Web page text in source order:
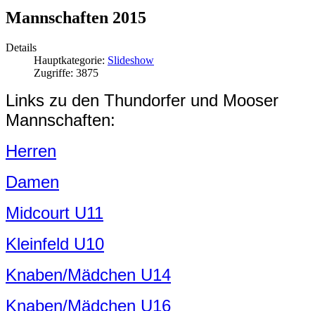
Mannschaften 2015
Details
Hauptkategorie: Slideshow
Zugriffe: 3875
Links zu den Thundorfer und Mooser
Mannschaften:
Herren
Damen
Midcourt U11
Kleinfeld U10
Knaben/Mädchen U14
Knaben/Mädchen U16